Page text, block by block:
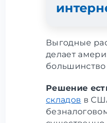
Выгодные
делает
большинство
Решение
складов в